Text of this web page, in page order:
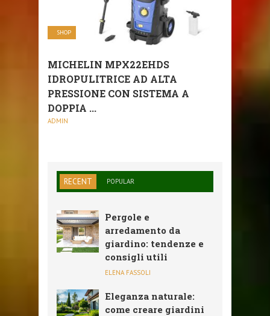
SHOP
MICHELIN MPX22EHDS
IDROPULITRICE AD ALTA
PRESSIONE CON SISTEMA A
DOPPIA ...
ADMIN
RECENT POPULAR
Pergole e
arredamento da
giardino: tendenze e
consigli utili
ELENA FASSOLI
Eleganza naturale:
come creare giardini